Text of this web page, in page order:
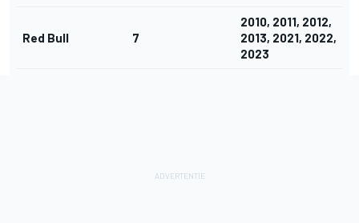
Red Bull 7
2010, 2011, 2012,
2013, 2021, 2022,
2023